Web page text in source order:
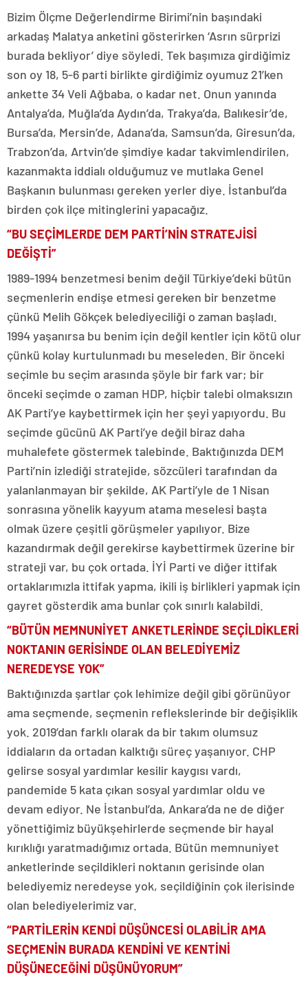
Bizim Ölçme Değerlendirme Birimi’nin başındaki
arkadaş Malatya anketini gösterirken ‘Asrın sürprizi
burada bekliyor’ diye söyledi. Tek başımıza girdiğimiz
son oy 18, 5-6 parti birlikte girdiğimiz oyumuz 21’ken
ankette 34 Veli Ağbaba, o kadar net. Onun yanında
Antalya’da, Muğla’da Aydın’da, Trakya’da, Balıkesir’de,
Bursa’da, Mersin’de, Adana’da, Samsun’da, Giresun’da,
Trabzon’da, Artvin’de şimdiye kadar takvimlendirilen,
kazanmakta iddialı olduğumuz ve mutlaka Genel
Başkanın bulunması gereken yerler diye. İstanbul’da
birden çok ilçe mitinglerini yapacağız.
“BU SEÇİMLERDE DEM PARTİ’NİN STRATEJİSİ
DEĞİŞTİ”
1989-1994 benzetmesi benim değil Türkiye’deki bütün
seçmenlerin endişe etmesi gereken bir benzetme
çünkü Melih Gökçek belediyeciliği o zaman başladı.
1994 yaşanırsa bu benim için değil kentler için kötü olur
çünkü kolay kurtulunmadı bu meseleden. Bir önceki
seçimle bu seçim arasında şöyle bir fark var; bir
önceki seçimde o zaman HDP, hiçbir talebi olmaksızın
AK Parti’ye kaybettirmek için her şeyi yapıyordu. Bu
seçimde gücünü AK Parti’ye değil biraz daha
muhalefete göstermek talebinde. Baktığınızda DEM
Parti’nin izlediği stratejide, sözcüleri tarafından da
yalanlanmayan bir şekilde, AK Parti’yle de 1 Nisan
sonrasına yönelik kayyum atama meselesi başta
olmak üzere çeşitli görüşmeler yapılıyor. Bize
kazandırmak değil gerekirse kaybettirmek üzerine bir
strateji var, bu çok ortada. İYİ Parti ve diğer ittifak
ortaklarımızla ittifak yapma, ikili iş birlikleri yapmak için
gayret gösterdik ama bunlar çok sınırlı kalabildi.
“BÜTÜN MEMNUNİYET ANKETLERİNDE SEÇİLDİKLERİ
NOKTANIN GERİSİNDE OLAN BELEDİYEMİZ
NEREDEYSE YOK”
Baktığınızda şartlar çok lehimize değil gibi görünüyor
ama seçmende, seçmenin reflekslerinde bir değişiklik
yok. 2019’dan farklı olarak da bir takım olumsuz
iddiaların da ortadan kalktığı süreç yaşanıyor. CHP
gelirse sosyal yardımlar kesilir kaygısı vardı,
pandemide 5 kata çıkan sosyal yardımlar oldu ve
devam ediyor. Ne İstanbul’da, Ankara’da ne de diğer
yönettiğimiz büyükşehirlerde seçmende bir hayal
kırıklığı yaratmadığımız ortada. Bütün memnuniyet
anketlerinde seçildikleri noktanın gerisinde olan
belediyemiz neredeyse yok, seçildiğinin çok ilerisinde
olan belediyelerimiz var.
“PARTİLERİN KENDİ DÜŞÜNCESİ OLABİLİR AMA
SEÇMENİN BURADA KENDİNİ VE KENTİNİ
DÜŞÜNECEĞİNİ DÜŞÜNÜYORUM”